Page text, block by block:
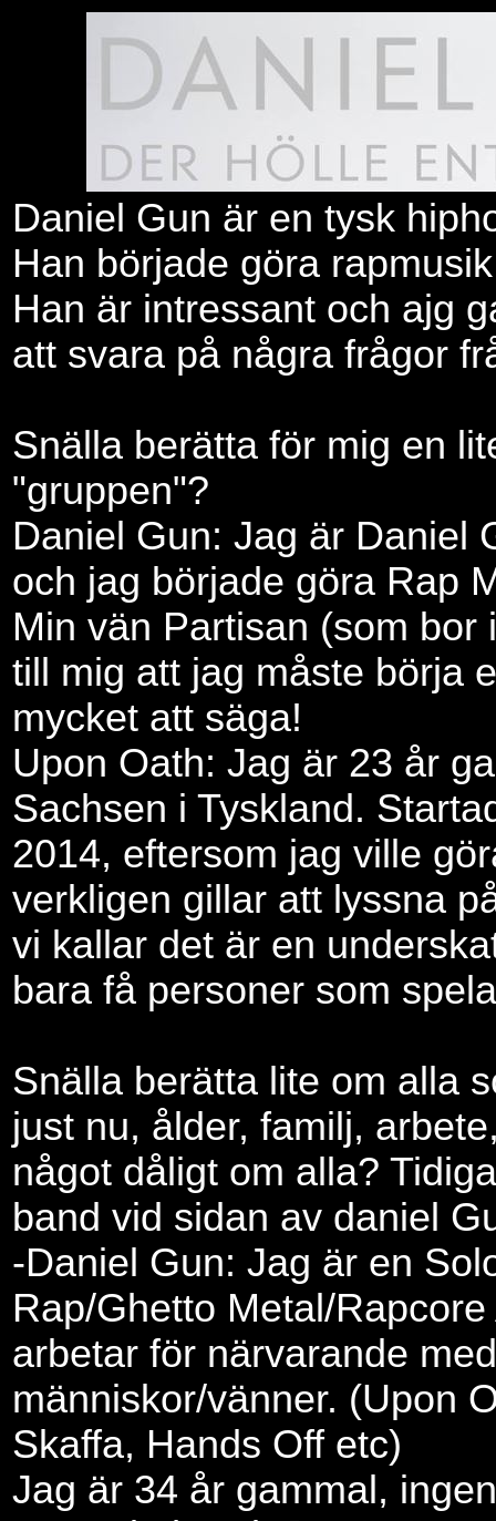
Daniel Gun är en tysk
Han började göra
Han är intressant och ajg
att svara på några frågor
Snälla berätta för mig en
"gruppen"?
Daniel Gun: Jag är Daniel
och jag började göra Rap
Min vän Partisan (som bor
till mig att jag måste börja
mycket att säga!
Upon Oath: Jag är 23 år
Sachsen i Tyskland.
2014, eftersom jag ville
verkligen gillar att lyssna
vi kallar det är en
bara få personer som
Snälla berätta lite om alla
just nu, ålder, familj,
något dåligt om alla?
band vid sidan av daniel
-Daniel Gun: Jag är en
Rap/Ghetto Metal/
arbetar för närvarande
människor/vänner. (Upon
Skaffa, Hands Off etc)
Jag är 34 år gammal,